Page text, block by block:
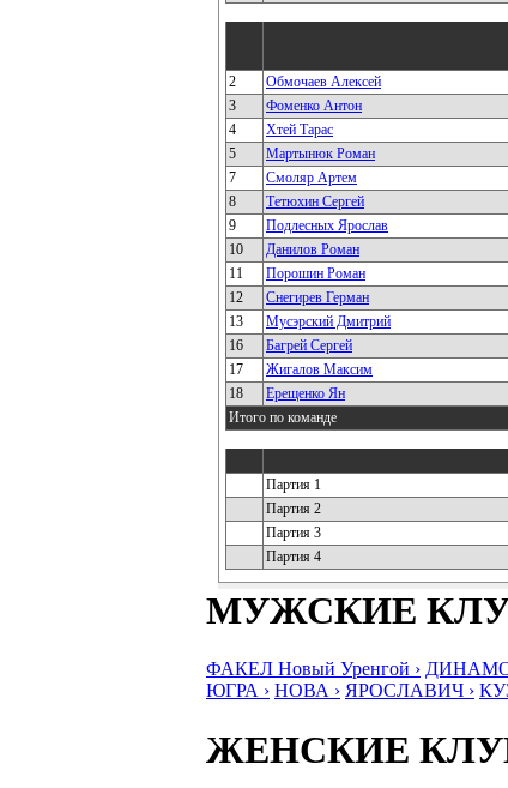
2 Обмочаев Алексей
3 Фоменко Антон
4 Хтей Тарас
5 Мартынюк Роман
7 Смоляр Артем
8 Тетюхин Сергей
9 Подлесных Ярослав
10 Данилов Роман
11 Порошин Роман
12 Снегирев Герман
13 Мусэрский Дмитрий
16 Багрей Сергей
17 Жигалов Максим
18 Ерещенко Ян
Итого по команде
Партия 1
Партия 2
Партия 3
Партия 4
МУЖСКИЕ
ФАКЕЛ Новый Уренгой › ДИНАМО
ЮГРА › НОВА › ЯРОСЛАВИЧ ›
ЖЕНСКИЕ